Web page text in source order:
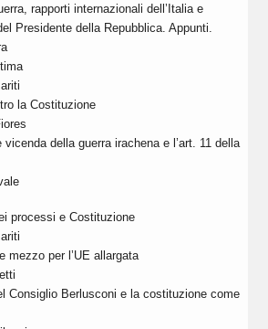
rapporti internazionali dell’Italia e
Presidente della Repubblica. Appunti.
la Costituzione
vicenda della guerra irachena e l’art. 11 della
processi e Costituzione
mezzo per l’UE allargata
Consiglio Berlusconi e la costituzione come